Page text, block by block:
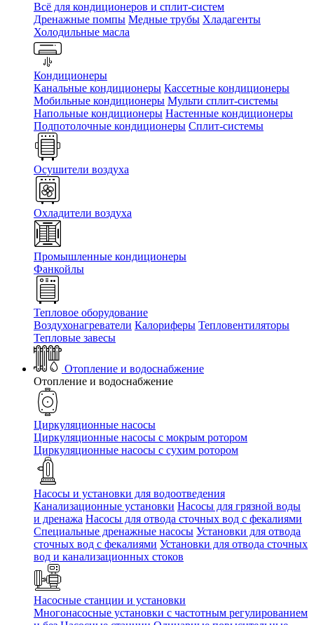
Всё для кондиционеров и сплит-систем
Дренажные помпы Медные трубы Хладагенты
Холодильные масла
Кондиционеры
Канальные кондиционеры Кассетные кондиционеры
Мобильные кондиционеры Мульти сплит-системы
Напольные кондиционеры Настенные кондиционеры
Подпотолочные кондиционеры Сплит-системы
Осушители воздуха
Охладители воздуха
Промышленные кондиционеры
Фанкойлы
Тепловое оборудование
Воздухонагреватели Калориферы Тепловентиляторы
Тепловые завесы
Отопление и водоснабжение
Отопление и водоснабжение
Циркуляционные насосы
Циркуляционные насосы с мокрым ротором
Циркуляционные насосы с сухим ротором
Насосы и установки для водоотведения
Канализационные установки Насосы для грязной воды
и дренажа Насосы для отвода сточных вод c фекалиями
Специальные дренажные насосы Установки для отвода
сточных вод c фекалиями Установки для отвода сточных
вод и канализационных стоков
Насосные станции и установки
Многонасосные установки с частотным регулированием